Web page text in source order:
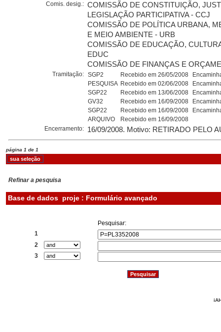
Comis. desig.: COMISSÃO DE CONSTITUIÇÃO,
LEGISLAÇÃO PARTICIPATIVA - CCJ
COMISSÃO DE POLÍTICA URBANA,
E MEIO AMBIENTE - URB
COMISSÃO DE EDUCAÇÃO,
EDUC
COMISSÃO DE FINANÇAS E
Tramitação: SGP2 Recebido em 26/05/2008
PESQUISA Recebido em 02/06/2008
SGP22
Recebido em 13/06/2008
GV32
Recebido em 16/09/2008
SGP22
Recebido em 16/09/2008
ARQUIVO
Recebido em 16/09/2008
Encerramento:
16/09/2008. Motivo: RETIRADO PELO
página 1 de 1
Refinar a pesquisa
Base de dados proje : Formulário avançado
Pesquisar:
1
2
3